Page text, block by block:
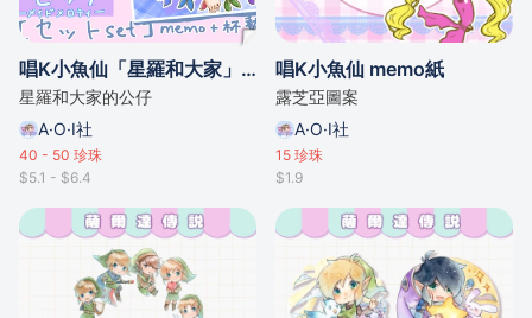
唱K小魚仙「星羅和大家」杯墊
星羅和大家的公仔
A·O·I社
40 - 50 珍珠
$5.1 - $6.4
唱K小魚仙 memo紙
露芝亞圖案
A·O·I社
15 珍珠
$1.9